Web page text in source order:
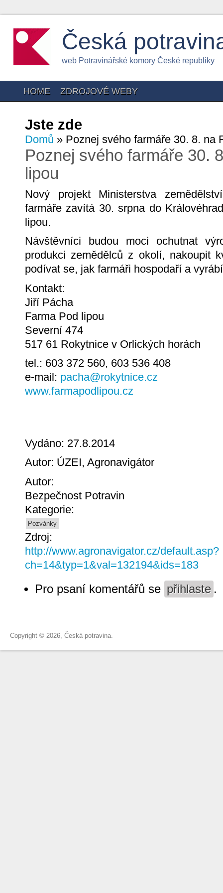
Česká
web Potravinářské komory České republiky
HOME ZDROJOVÉ WEBY
Jste zde
Domů » Poznej svého farmáře 30. 8. na
Poznej svého farmáře 30.
lipou
Nový projekt Ministerstva
farmáře zavítá 30. srpna do
lipou.
Návštěvníci budou moci ochutnat
produkci zemědělců z okolí, nakoupit
podívat se, jak farmáři hospodaří a
Kontakt:
Jiří Pácha
Farma Pod lipou
Severní­ 474
517 61 Rokytnice v Orlických horách
tel.: 603 372 560, 603 536 408
e-mail: pacha@rokytnice.cz
www.farmapodlipou.cz
Vydáno: 27.8.2014
Autor: ÚZEI, Agronavigátor
Autor:
Bezpečnost Potravin
Kategorie:
Pozvánky
Zdroj:
http://www.agronavigator.cz/default.asp?
ch=14&typ=1&val=132194&ids=183
Pro psaní komentářů se přihlaste .
Copyright © 2026, Česká potravina.